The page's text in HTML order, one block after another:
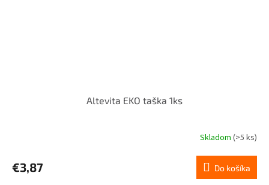
Altevita EKO taška 1ks
Skladom (>5 ks)
€3,87 Do košíka